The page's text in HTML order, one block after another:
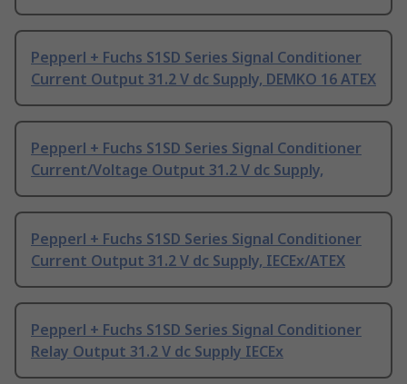
Pepperl + Fuchs S1SD Series Signal Conditioner
Current Output 31.2 V dc Supply, DEMKO 16 ATEX
Pepperl + Fuchs S1SD Series Signal Conditioner
Current/Voltage Output 31.2 V dc Supply,
Pepperl + Fuchs S1SD Series Signal Conditioner
Current Output 31.2 V dc Supply, IECEx/ATEX
Pepperl + Fuchs S1SD Series Signal Conditioner
Relay Output 31.2 V dc Supply IECEx